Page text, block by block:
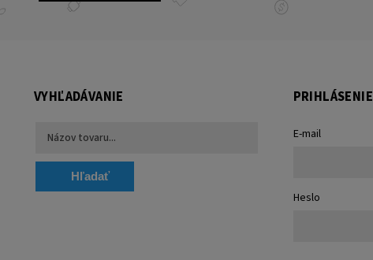
VYHĽADÁVANIE
Hľadať
PRIHLÁSENIE
E-mail
Heslo